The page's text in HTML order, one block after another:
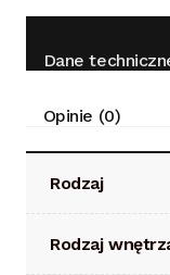
Dane
Opinie (0)
Rodzaj
Rodzaj